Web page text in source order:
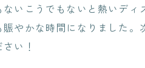
いこうでもないと熱いディ
やかな時間になりました。
い！